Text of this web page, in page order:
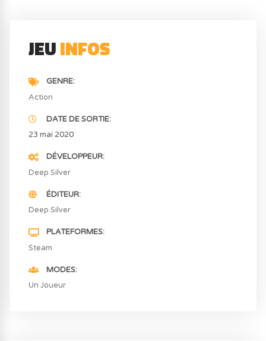
JEUINFOS
GENRE
Action
DATE DE SORTIE
23 mai 2020
DÉVELOPPEUR
Deep Silver
ÉDITEUR
Deep Silver
PLATEFORMES
Steam
MODES
Un Joueur